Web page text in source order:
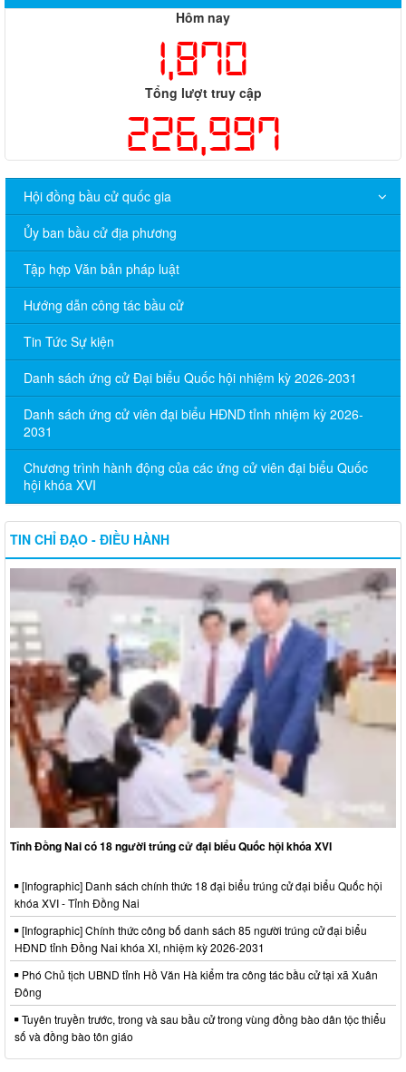
Hôm nay
1,870
Tổng lượt truy cập
226,997
Hội đồng bầu cử quốc gia
Ủy ban bầu cử địa phương
Tập hợp Văn bản pháp luật
Hướng dẫn công tác bầu cử
Tin Tức Sự kiện
Danh sách ứng cử Đại biểu Quốc hội nhiệm kỳ 2026-2031
Danh sách ứng cử viên đại biểu HĐND tỉnh nhiệm kỳ 2026-
2031
Chương trình hành động của các ứng cử viên đại biểu Quốc
hội khóa XVI
TIN CHỈ ĐẠO - ĐIỀU HÀNH
Tỉnh Đồng Nai có 18 người trúng cử đại biểu Quốc hội khóa XVI
[Infographic] Danh sách chính thức 18 đại biểu trúng cử đại biểu Quốc hội
khóa XVI - Tỉnh Đồng Nai
[Infographic] Chính thức công bố danh sách 85 người trúng cử đại biểu
HĐND tỉnh Đồng Nai khóa XI, nhiệm kỳ 2026-2031
Phó Chủ tịch UBND tỉnh Hồ Văn Hà kiểm tra công tác bầu cử tại xã Xuân
Đông
Tuyên truyền trước, trong và sau bầu cử trong vùng đồng bào dân tộc thiểu
số và đồng bào tôn giáo